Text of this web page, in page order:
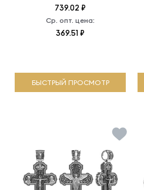
739.02 ₽
Ср. опт. цена:
369.51 ₽
БЫСТРЫЙ ПРОСМОТР